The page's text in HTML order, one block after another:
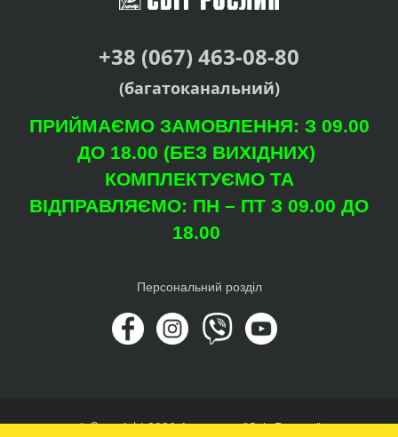
+38 (067) 463-08-80
(багатоканальний)
ПРИЙМАЄМО ЗАМОВЛЕННЯ: З 09.00
ДО 18.00 (БЕЗ ВИХІДНИХ)
КОМПЛЕКТУЄМО ТА
ВІДПРАВЛЯЄМО: ПН – ПТ З 09.00 ДО
18.00
Персональний розділ
© Copyright 2026 Агроцентр "Світ Рослин"